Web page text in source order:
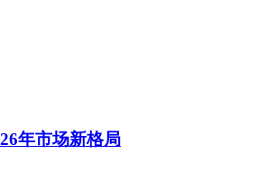
年市场新格局